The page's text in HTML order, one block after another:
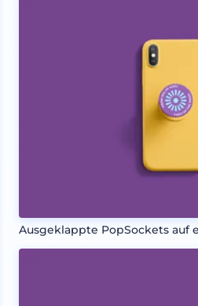
Ausgeklappte PopSockets auf